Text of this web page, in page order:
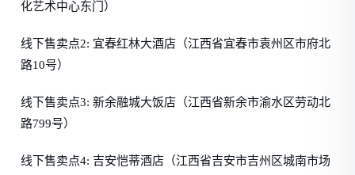
化艺术中心东门）
线下售卖点2: 宜春红林大酒店（江西省宜春市袁州区市府北
路10号）
线下售卖点3: 新余融城大饭店（江西省新余市渝水区劳动北
路799号）
线下售卖点4: 吉安恺蒂酒店（江西省吉安市吉州区城南市场